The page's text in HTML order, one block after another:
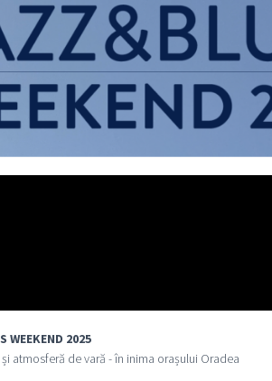
WEEKEND 2025
atmosferă de vară - în inima orașului Oradea